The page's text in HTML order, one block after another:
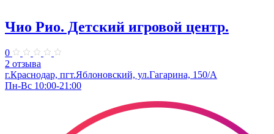
Чио Рио. Детский игровой центр.
0
2 отзыва
г.Краснодар, пгт.Яблоновский, ул.Гагарина, 150/А
Пн-Вс 10:00-21:00